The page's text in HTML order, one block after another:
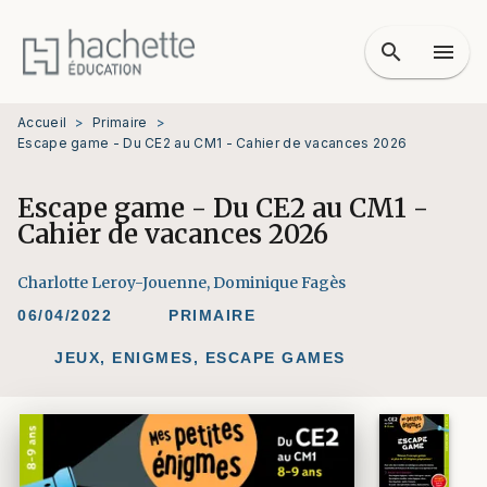
MENU RECHERCHE
PIED DE PAGE
search menu
Accueil > Primaire
>
Escape game - Du CE2 au CM1 - Cahier de vacances 2026
Escape game - Du CE2 au CM1 -
Cahier de vacances 2026
Charlotte Leroy-Jouenne,Dominique Fagès
06/04/2022 PRIMAIRE
JEUX, ENIGMES, ESCAPE GAMES